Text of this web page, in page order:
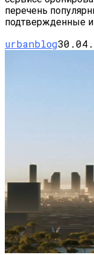
перечень
подтвержденные и
urbanblog